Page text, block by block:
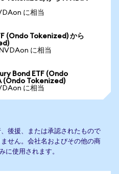
に相当
(Ondo Tokenized) から
に相当
Bond ETF (Ondo
(Ondo Tokenized)
に相当
後援、または承認されたもので
せん。会社名およびその他の商
に使用されます。